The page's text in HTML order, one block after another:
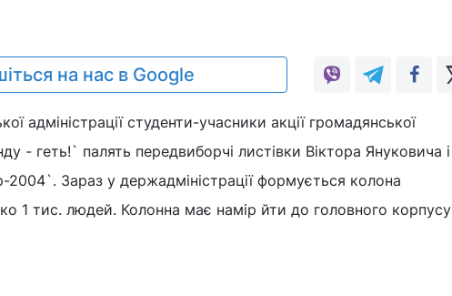
на нас в Google
адміністрації студенти-учасники акції громадянської
- геть!` палять передвиборчі листівки Віктора Януковича і
2004`. Зараз у держадміністрації формується колона
1 тис. людей. Колонна має намір йти до головного корпусу